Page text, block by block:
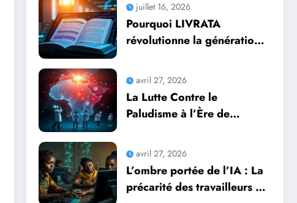
juillet 16, 2026
Pourquoi LIVRATA
révolutionne la génération
professionnels avec
l’intelligence artificielle
avril 27, 2026
La Lutte Contre le
Paludisme à l’Ère de
Une Course Contre la
Montre Africaine
avril 27, 2026
L’ombre portée de l’IA : La
précarité des travailleurs du